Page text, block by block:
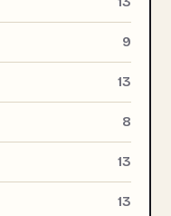
9
13
8
13
13